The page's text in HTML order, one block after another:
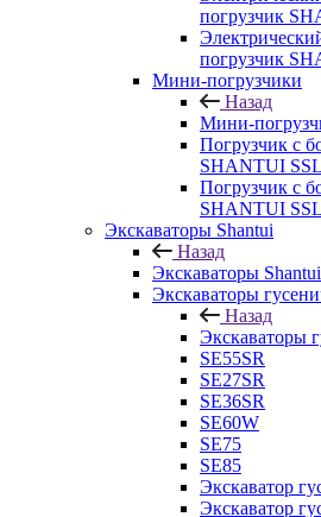
погрузчик
погрузчик
Мини-погрузчики
Назад
Мини-
Погрузчик с
SHANTUI
Погрузчик с
SHANTUI
Экскаваторы Shantui
Назад
Экскаваторы Shantui
Экскаваторы
Назад
Экскаваторы
SE55SR
SE27SR
SE36SR
SE60W
SE75
SE85
Экскаватор
Экскаватор